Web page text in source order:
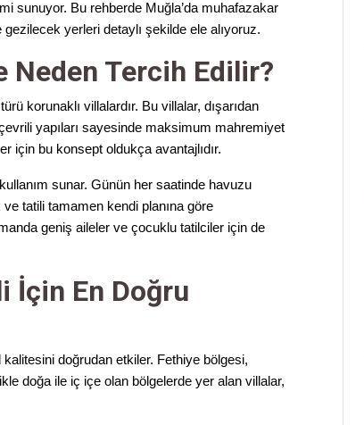
sunuyor. Bu rehberde Muğla’da muhafazakar
yerleri detaylı şekilde ele alıyoruz.
Neden Tercih Edilir?
korunaklı villalardır. Bu villalar, dışarıdan
yapıları sayesinde maksimum mahremiyet
için bu konsept oldukça avantajlıdır.
sunar. Günün her saatinde havuzu
tatili tamamen kendi planına göre
geniş aileler ve çocuklu tatilciler için de
İçin En Doğru
doğrudan etkiler. Fethiye bölgesi,
doğa ile iç içe olan bölgelerde yer alan villalar,